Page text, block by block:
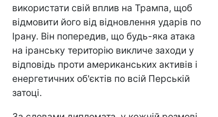
використати свій вплив на Трампа, щоб
відмовити його від відновлення ударів по
Ірану. Він попередив, що будь-яка атака
на іранську територію викличе заходи у
відповідь проти американських активів і
енергетичних об'єктів по всій Перській
затоці.